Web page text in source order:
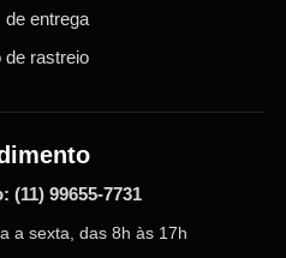
de entrega
de rastreio
(11) 99655-7731
a sexta, das 8h às 17h